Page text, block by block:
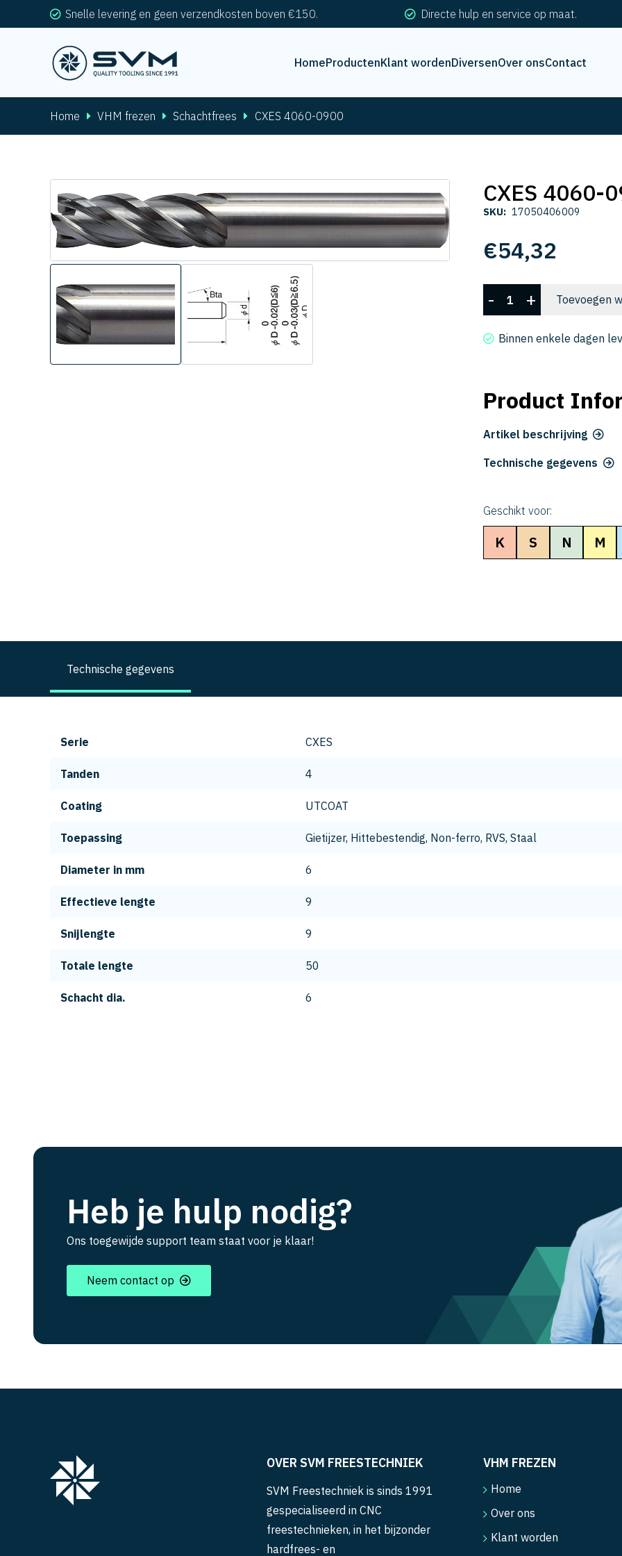
Snelle levering en geen verzendkosten boven €150. Directe hulp en service op maat.
HomeProductenKlant wordenDiversenOver onsContact
Home VHM frezen Schachtfrees CXES 4060-0900
CXES 4060-
SKU: 17050406009
€54,32
CXES
4060-
0900
- + Toevoegen
Binnen enkele dagen
Product
Artikel beschrijving
Technische gegevens
Geschikt voor:
K S N M
Technische gegevens
Serie CXES
Tanden 4
Coating UTCOAT
Toepassing Gietijzer, Hittebestendig, Non-ferro, RVS, Staal
Diameter in mm 6
Effectieve lengte 9
Snijlengte 9
Totale lengte 50
Schacht dia. 6
Heb je hulp nodig?
Ons toegewijde support team staat voor je klaar!
Neem contact op
OVER SVM FREESTECHNIEK
SVM Freestechniek is sinds 1991
gespecialiseerd in CNC
freestechnieken, in het bijzonder
hardfrees- en
VHM FREZEN
Home
Over ons
Klant worden